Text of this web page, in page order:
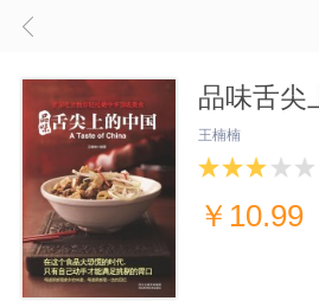
品味舌尖
王楠楠
￥ 10.99